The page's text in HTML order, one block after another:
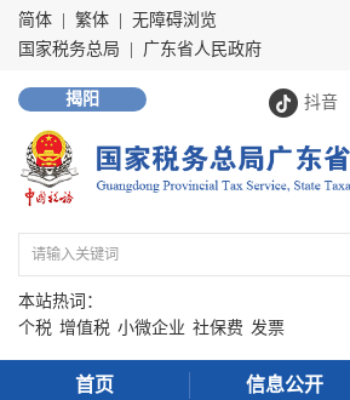
简体 繁体
无障碍浏览
国家税务总局
广东省人民政府
抖音
揭阳
本站热词：
个税 增值税 小微企业 社保费 发票
首页 信息公开